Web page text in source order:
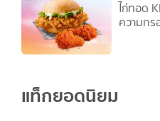
ไก่ทอด
ความกร
แท็กยอดนิยม